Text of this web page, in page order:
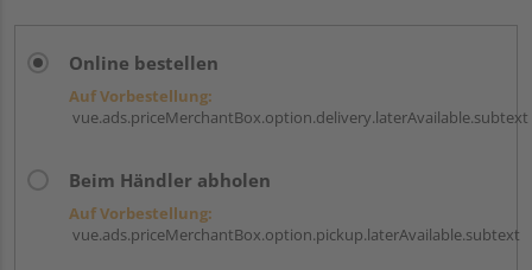
Online bestellen
Auf Vorbestellung:
vue.ads.priceMerchantBox.option.delivery.laterAvailable.subtext
Beim Händler abholen
Auf Vorbestellung:
vue.ads.priceMerchantBox.option.pickup.laterAvailable.subtext